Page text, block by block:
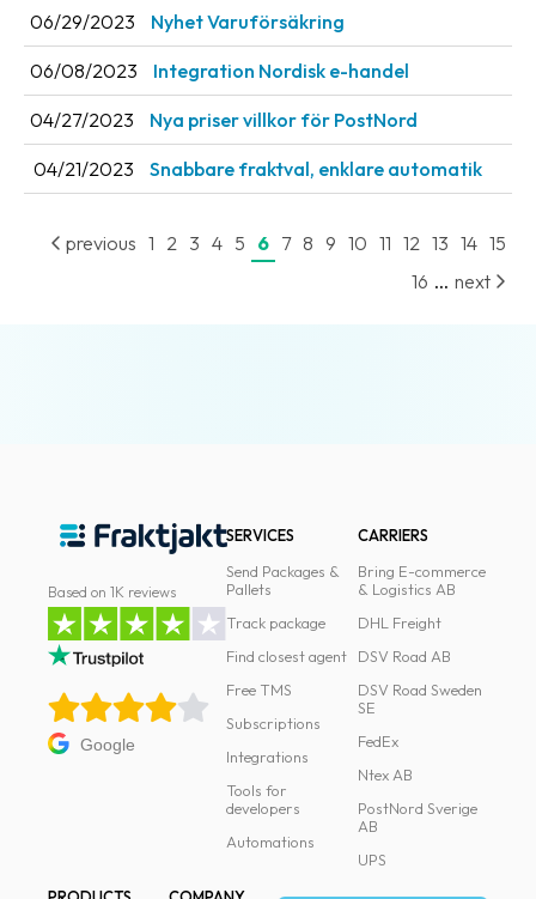
Terms
Terms
conditions
Privacy
and
06/29/2023 Nyhet Varuförsäkring
06/08/2023 Integration Nordisk e-handel
04/27/2023 Nya priser villkor för PostNord
04/21/2023 Snabbare fraktval, enklare automatik
previous 1 2 3 4 5 6 7 8 9 10 11 12 13 14 15
16 ... next
Based on 1K reviews
Google
SERVICES
Send Packages &
Pallets
Track package
Find closest agent
Free TMS
Subscriptions
Integrations
Tools for
developers
Automations
CARRIERS
Bring E-commerce
& Logistics AB
DHL Freight
DSV Road AB
DSV Road Sweden
SE
FedEx
Ntex AB
PostNord Sverige
AB
UPS